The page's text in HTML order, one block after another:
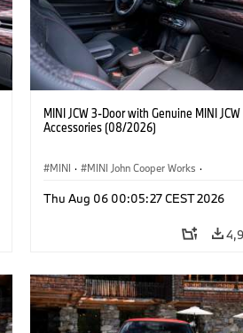
MINI JCW 3-Door with Genuine MINI JCW
Accessories (08/2026)
MINI · MINI John Cooper Works ·
Doplňky na přání, příslušenství
Thu Aug 06 00:05:27 CEST 2026